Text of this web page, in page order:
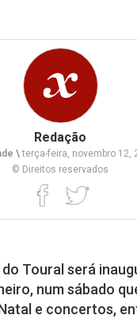
Redação
\terça-feira, novembro 12,
© Direitos reservados
Toural será
num sábado
e concertos,